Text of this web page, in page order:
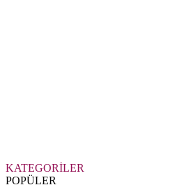
KATEGORİLER
POPÜLER